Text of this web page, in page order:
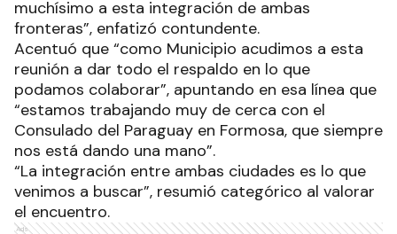
muchísimo a esta integración de ambas
fronteras”, enfatizó contundente.
Acentuó que “como Municipio acudimos a esta
reunión a dar todo el respaldo en lo que
podamos colaborar”, apuntando en esa línea que
“estamos trabajando muy de cerca con el
Consulado del Paraguay en Formosa, que siempre
nos está dando una mano”.
“La integración entre ambas ciudades es lo que
venimos a buscar”, resumió categórico al valorar
el encuentro.
Ads